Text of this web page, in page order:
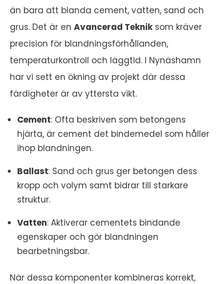
än bara att blanda cement, vatten, sand och
grus. Det är en Avancerad Teknik som kräver
precision för blandningsförhållanden,
temperaturkontroll och läggtid. I Nynäshamn
har vi sett en ökning av projekt där dessa
färdigheter är av yttersta vikt.
Cement: Ofta beskriven som betongens
hjärta, är cement det bindemedel som håller
ihop blandningen.
Ballast: Sand och grus ger betongen dess
kropp och volym samt bidrar till starkare
struktur.
Vatten: Aktiverar cementets bindande
egenskaper och gör blandningen
bearbetningsbar.
När dessa komponenter kombineras korrekt,